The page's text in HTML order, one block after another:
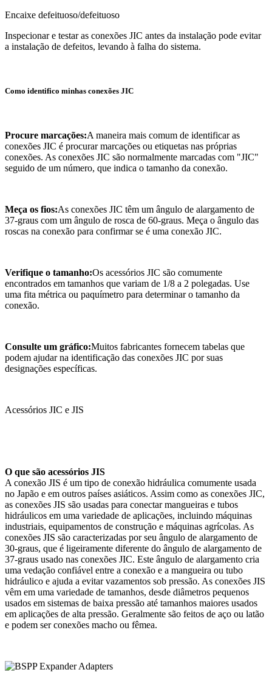
Encaixe defeituoso/defeituoso
Inspecionar e testar as conexões JIC antes da instalação pode evitar
a instalação de defeitos, levando à falha do sistema.
Como identifico minhas conexões JIC
Procure marcações:A maneira mais comum de identificar as
conexões JIC é procurar marcações ou etiquetas nas próprias
conexões. As conexões JIC são normalmente marcadas com "JIC"
seguido de um número, que indica o tamanho da conexão.
Meça os fios:As conexões JIC têm um ângulo de alargamento de
37-graus com um ângulo de rosca de 60-graus. Meça o ângulo das
roscas na conexão para confirmar se é uma conexão JIC.
Verifique o tamanho:Os acessórios JIC são comumente
encontrados em tamanhos que variam de 1/8 a 2 polegadas. Use
uma fita métrica ou paquímetro para determinar o tamanho da
conexão.
Consulte um gráfico:Muitos fabricantes fornecem tabelas que
podem ajudar na identificação das conexões JIC por suas
designações específicas.
Acessórios JIC e JIS
O que são acessórios JIS
A conexão JIS é um tipo de conexão hidráulica comumente usada
no Japão e em outros países asiáticos. Assim como as conexões JIC,
as conexões JIS são usadas para conectar mangueiras e tubos
hidráulicos em uma variedade de aplicações, incluindo máquinas
industriais, equipamentos de construção e máquinas agrícolas. As
conexões JIS são caracterizadas por seu ângulo de alargamento de
30-graus, que é ligeiramente diferente do ângulo de alargamento de
37-graus usado nas conexões JIC. Este ângulo de alargamento cria
uma vedação confiável entre a conexão e a mangueira ou tubo
hidráulico e ajuda a evitar vazamentos sob pressão. As conexões JIS
vêm em uma variedade de tamanhos, desde diâmetros pequenos
usados ​​em sistemas de baixa pressão até tamanhos maiores usados ​​
em aplicações de alta pressão. Geralmente são feitos de aço ou latão
e podem ser conexões macho ou fêmea.